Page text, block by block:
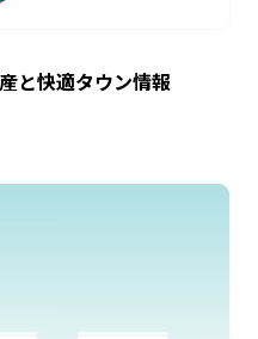
と快適タウン情報